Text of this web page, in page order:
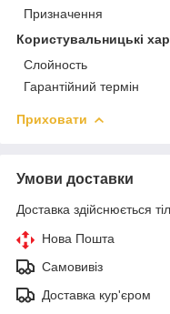
Призначення
Користувальницькі
Слойность
Гарантійний термін
Приховати
Умови доставки
Доставка здійснюється
Нова Пошта
Самовивіз
Доставка кур'єром